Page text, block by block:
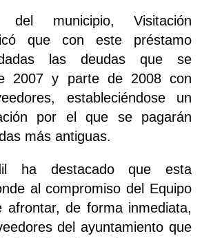
del municipio, Visitación
que con este préstamo
las deudas que se
2007 y parte de 2008 con
estableciéndose un
por el que se pagarán
más antiguas.
ha destacado que esta
al compromiso del Equipo
afrontar, de forma inmediata,
del ayuntamiento que